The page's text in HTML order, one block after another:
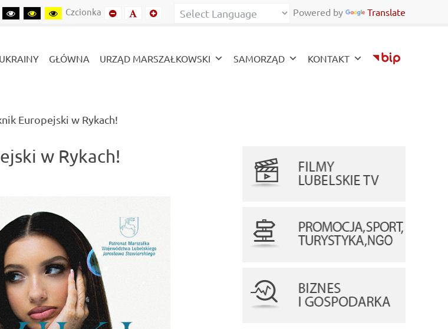
Powered by Translate
Kontrast
czarny-
Kontrast
czarny-
Kontrast
żółto-
Czcionka Mniejszy
font
Domyślny
font
Mniejszy
GŁÓWNA URZĄD MARSZAŁKOWSKI SAMORZĄD KONTAKT
Europejski w Rykach!
w Rykach!